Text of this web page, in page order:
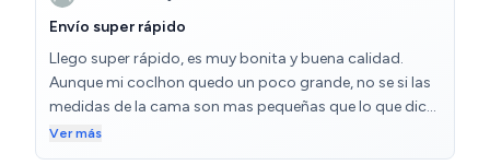
Envío super rápido
Llego super rápido, es muy bonita y buena calidad.
Aunque mi coclhon quedo un poco grande, no se si las
medidas de la cama son mas pequeñas que lo que dice
o colchon mas grande. En términos Generales muy bien
y fácil de armar
Ver más